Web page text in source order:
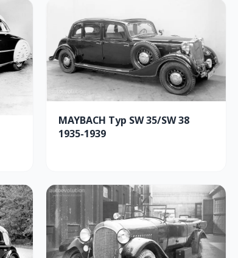
MAYBACH Typ SW 35/SW 38
1935-1939